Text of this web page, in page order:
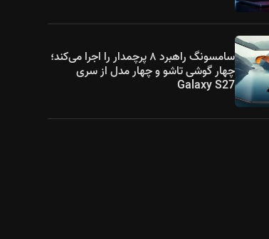
سامسونگ راهبرد ۸ پرچمدار را اجرا می‌کند؛
چهار گوشی تاشو و چهار مدل از سری
Galaxy S27